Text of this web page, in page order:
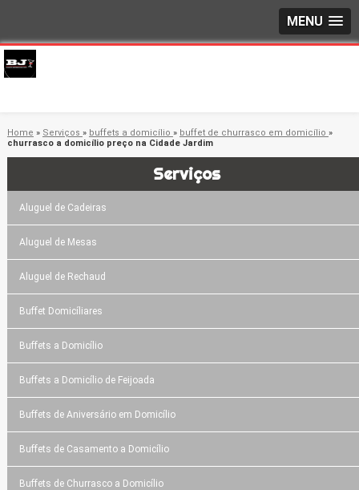
MENU
Home » Serviços » buffets a domicílio » buffet de churrasco em domicílio »
churrasco a domicílio preço na Cidade Jardim
Serviços
Aluguel de Cadeiras
Aluguel de Mesas
Aluguel de Rechaud
Buffet Domicíliares
Buffets a Domicílio
Buffets a Domicílio de Feijoada
Buffets de Aniversário em Domicílio
Buffets de Casamento a Domicílio
Buffets de Churrasco a Domicílio